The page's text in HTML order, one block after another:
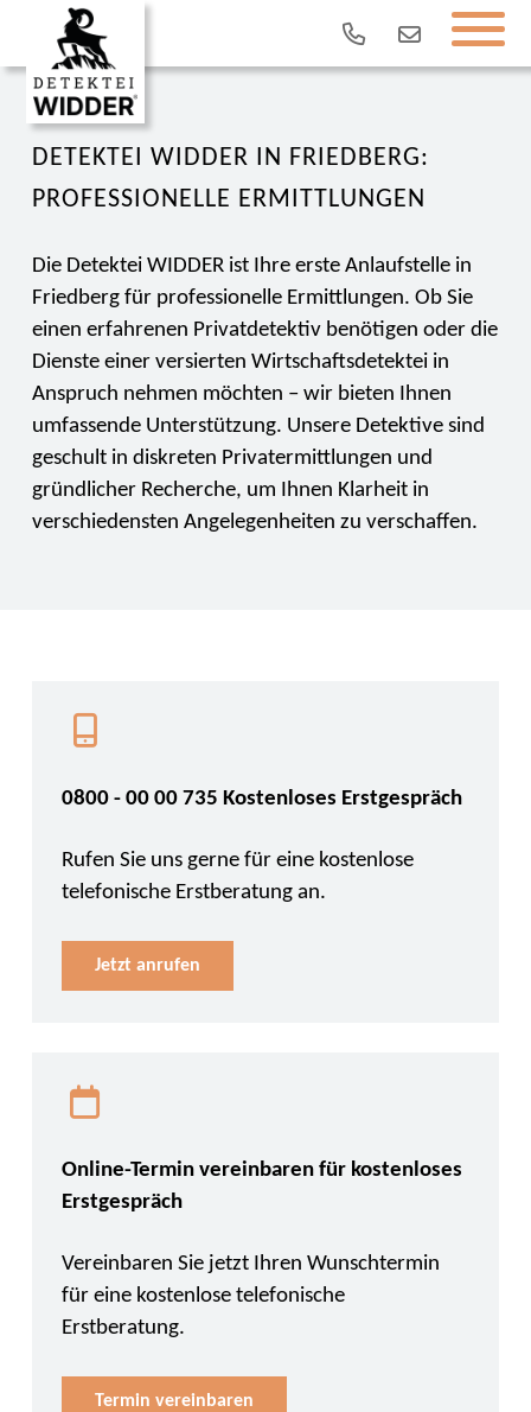
DETEKTEI WIDDER IN FRIEDBERG:
PROFESSIONELLE ERMITTLUNGEN
Die Detektei WIDDER ist Ihre erste Anlaufstelle in
Friedberg für professionelle Ermittlungen. Ob Sie
einen erfahrenen Privatdetektiv benötigen oder die
Dienste einer versierten Wirtschaftsdetektei in
Anspruch nehmen möchten – wir bieten Ihnen
umfassende Unterstützung. Unsere Detektive sind
geschult in diskreten Privatermittlungen und
gründlicher Recherche, um Ihnen Klarheit in
verschiedensten Angelegenheiten zu verschaffen.
0800 - 00 00 735 Kostenloses Erstgespräch
Rufen Sie uns gerne für eine kostenlose
telefonische Erstberatung an.
Jetzt anrufen
Online-Termin vereinbaren für kostenloses
Erstgespräch
Vereinbaren Sie jetzt Ihren Wunschtermin
für eine kostenlose telefonische
Erstberatung.
Termin vereinbaren